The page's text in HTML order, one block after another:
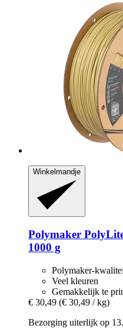
Winkelmandje
Polymaker
1000 g
Polymaker-
Veel kleuren
Gemakkelijk te
€ 30,49 (€ 30,49 / kg)
Bezorging uiterlijk op